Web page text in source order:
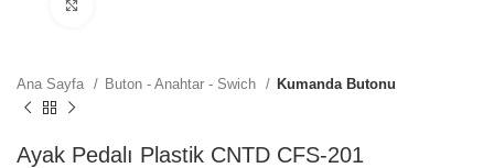
Ana Sayfa Buton - Anahtar - Swich Kumanda Butonu
Ayak Pedalı Plastik CNTD CFS-201